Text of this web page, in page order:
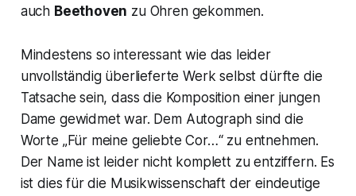
auch Beethoven zu Ohren gekommen.
Mindestens so interessant wie das leider
unvollständig überlieferte Werk selbst dürfte die
Tatsache sein, dass die Komposition einer jungen
Dame gewidmet war. Dem Autograph sind die
Worte „Für meine geliebte Cor…“zu entnehmen.
Der Name ist leider nicht komplett zu entziffern. Es
ist dies für die Musikwissenschaft der eindeutige